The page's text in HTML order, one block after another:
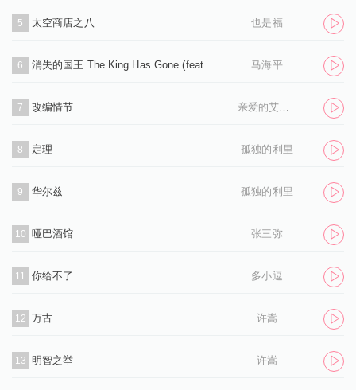
5 太空商店之八 也是福
6 消失的国王 The King Has Gone (feat.孙凌生) 马海平
7 改编情节 亲爱的艾洛伊丝
8 定理 孤独的利里
9 华尔兹 孤独的利里
10 哑巴酒馆 张三弥
11 你给不了 多小逗
12 万古 许嵩
13 明智之举 许嵩